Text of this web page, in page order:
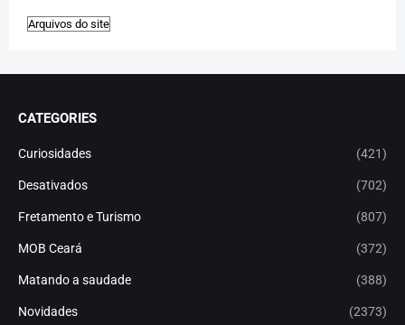
CATEGORIES
Curiosidades (421)
Desativados (702)
Fretamento e Turismo (807)
MOB Ceará (372)
Matando a saudade (388)
Novidades (2373)